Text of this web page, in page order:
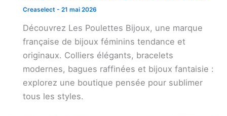
Creaselect - 21 mai 2026
Découvrez Les Poulettes Bijoux, une marque
française de bijoux féminins tendance et
originaux. Colliers élégants, bracelets
modernes, bagues raffinées et bijoux fantaisie :
explorez une boutique pensée pour sublimer
tous les styles.